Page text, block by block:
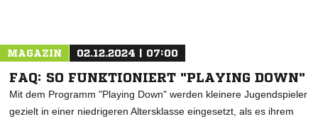
MAGAZIN 02.12.2024 | 07:00
FAQ: SO FUNKTIONIERT "PLAYING DOWN"
Mit dem Programm "Playing Down" werden kleinere Jugendspieler
gezielt in einer niedrigeren Altersklasse eingesetzt, als es ihrem